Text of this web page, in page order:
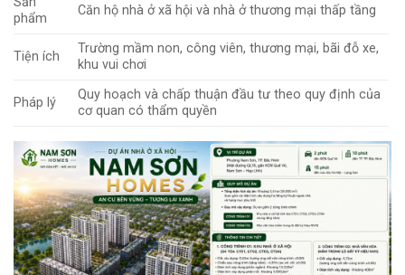
phẩm
Căn hộ nhà ở xã hội và nhà ở thương mại thấp tầng
Tiện ích
Trường mầm non, công viên, thương mại, bãi đỗ xe,
khu vui chơi
Pháp lý
Quy hoạch và chấp thuận đầu tư theo quy định của
cơ quan có thẩm quyền